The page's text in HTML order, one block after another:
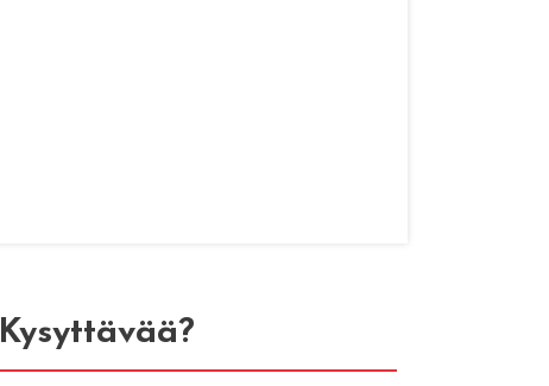
Kysyttävää?